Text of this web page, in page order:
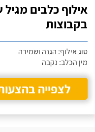
אילוף כלבים
בקבוצות
סוג אילוף: הגנה ושמירה
מין הכלב: נקבה
לצפייה